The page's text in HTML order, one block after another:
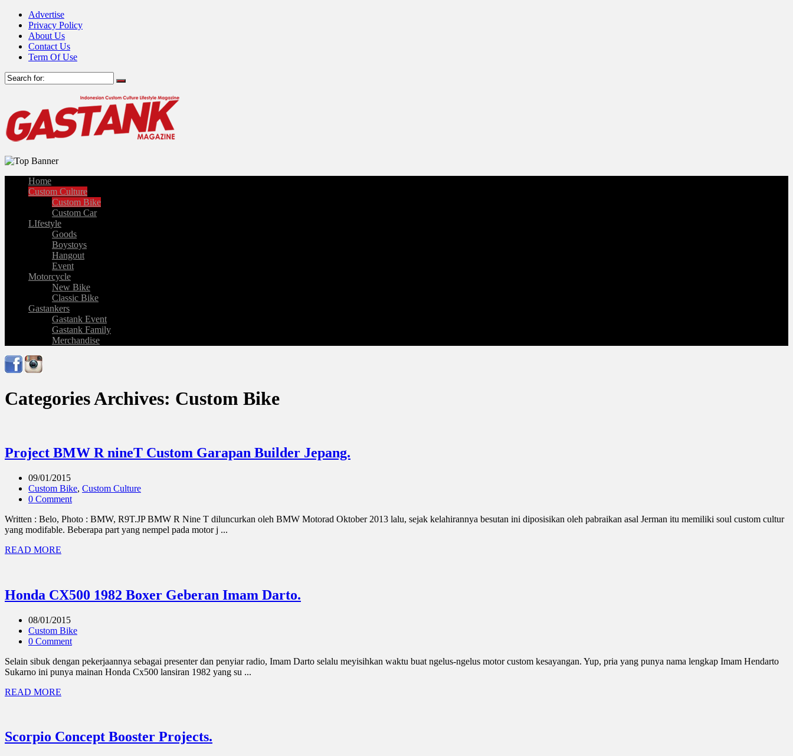
Advertise
Privacy Policy
About Us
Contact Us
Term Of Use
Home
Custom Culture
Custom Bike
Custom Car
LIfestyle
Goods
Boystoys
Hangout
Event
Motorcycle
New Bike
Classic Bike
Gastankers
Gastank Event
Gastank Family
Merchandise
Categories Archives: Custom Bike
Project BMW R nineT Custom Garapan Builder Jepang.
09/01/2015
Custom Bike, Custom Culture
0 Comment
Written : Belo, Photo : BMW, R9T.JP BMW R Nine T diluncurkan oleh BMW Motorad Oktober 2013 lalu, sejak kelahirannya besutan ini diposisikan oleh pabraikan asal Jerman itu memiliki soul custom cultur
yang modifable. Beberapa part yang nempel pada motor j ...
READ MORE
Honda CX500 1982 Boxer Geberan Imam Darto.
08/01/2015
Custom Bike
0 Comment
Selain sibuk dengan pekerjaannya sebagai presenter dan penyiar radio, Imam Darto selalu meyisihkan waktu buat ngelus-ngelus motor custom kesayangan. Yup, pria yang punya nama lengkap Imam Hendarto
Sukarno ini punya mainan Honda Cx500 lansiran 1982 yang su ...
READ MORE
Scorpio Concept Booster Projects.